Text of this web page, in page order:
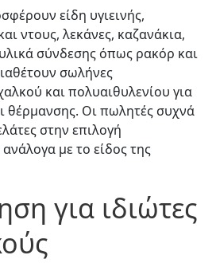
είδη υγιεινής,
ντους, λεκάνες, καζανάκια,
σύνδεσης όπως ρακόρ και
σωλήνες
και πολυαιθυλενίου για
θέρμανσης. Οι πωλητές συχνά
στην επιλογή
με το είδος της
για ιδιώτες